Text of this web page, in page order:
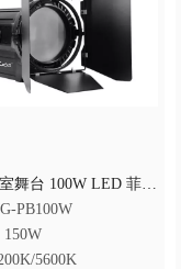
舞台 100W LED 菲涅
PB100W
5600K